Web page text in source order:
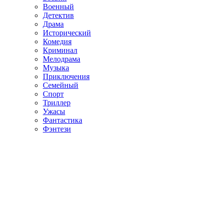
Военный
Детектив
Драма
Исторический
Комедия
Криминал
Мелодрама
Музыка
Приключения
Семейный
Спорт
Триллер
Ужасы
Фантастика
Фэнтези